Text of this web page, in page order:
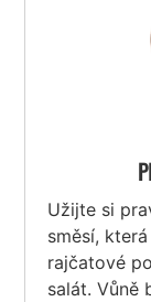
Užijte si
směsí,
rajčatové
salát. Vůně